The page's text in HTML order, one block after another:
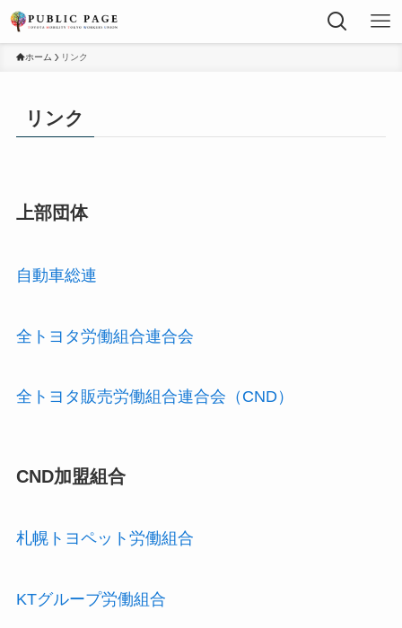
ホーム リンク
リンク
上部団体
自動車総連
全トヨタ労働組合連合会
全トヨタ販売労働組合連合会（CND）
CND加盟組合
札幌トヨペット労働組合
KTグループ労働組合